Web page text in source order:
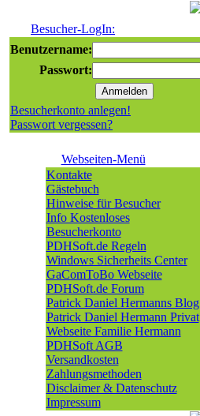
Besucher-LogIn:
Benutzername:
Passwort:
Besucherkonto anlegen!
Passwort vergessen?
Webseiten-Menü
Kontakte
Gästebuch
Hinweise für Besucher
Info Kostenloses
Besucherkonto
PDHSoft.de Regeln
Windows Sicherheits Center
GaComToBo Webseite
PDHSoft.de Forum
Patrick Daniel Hermanns Blog
Patrick Daniel Hermann Privat
Webseite Familie Hermann
PDHSoft AGB
Versandkosten
Zahlungsmethoden
Disclaimer & Datenschutz
Impressum